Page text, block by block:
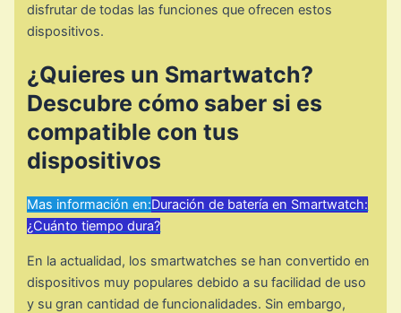
disfrutar de todas las funciones que ofrecen estos
dispositivos.
¿Quieres un Smartwatch?
Descubre cómo saber si es
compatible con tus
dispositivos
Mas información en:Duración de batería en Smartwatch:
¿Cuánto tiempo dura?
En la actualidad, los smartwatches se han convertido en
dispositivos muy populares debido a su facilidad de uso
y su gran cantidad de funcionalidades. Sin embargo,